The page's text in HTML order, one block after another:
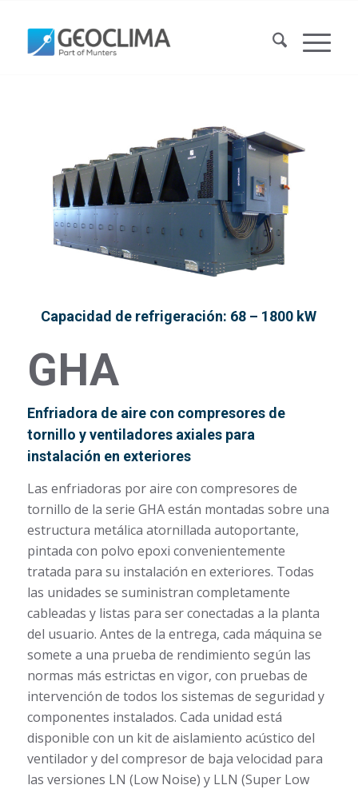
Capacidad de refrigeración: 68 – 1800 kW
GHA
Enfriadora de aire con compresores de
tornillo y ventiladores axiales para
instalación en exteriores
Las enfriadoras por aire con compresores de
tornillo de la serie GHA están montadas sobre una
estructura metálica atornillada autoportante,
pintada con polvo epoxi convenientemente
tratada para su instalación en exteriores. Todas
las unidades se suministran completamente
cableadas y listas para ser conectadas a la planta
del usuario. Antes de la entrega, cada máquina se
somete a una prueba de rendimiento según las
normas más estrictas en vigor, con pruebas de
intervención de todos los sistemas de seguridad y
componentes instalados. Cada unidad está
disponible con un kit de aislamiento acústico del
ventilador y del compresor de baja velocidad para
las versiones LN (Low Noise) y LLN (Super Low